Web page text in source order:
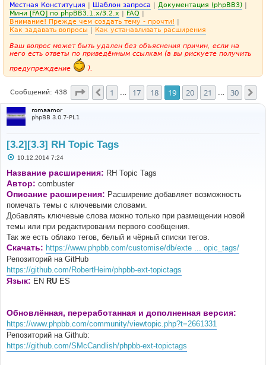
Местная Конституция | Шаблон запроса | Документация (phpBB3) |
Мини [FAQ] по phpBB3.1.x/3.2.x | FAQ |
Внимание! Прежде чем создать тему - прочти! |
Как задавать вопросы | Как устанавливать расширения
Ваш вопрос может быть удален без объяснения причин, если на
него есть ответы по приведённым ссылкам (а вы рискуете получить
предупреждение
).
Сообщений: 438 Страница19 из 30
Пред.
1 17 18 19 20 21 30
romaamor
phpBB 3.0.7-PL1
[3.2][3.3] RH Topic Tags
С
о
б
щ
е
н
и
е
10.12.2014 7:24
Название расширения: RH Topic Tags
Автор: combuster
Описание расширения: Расширение добавляет возможность
помечать темы с ключевыми словами.
Добавлять ключевые слова можно только при размещении новой
темы или при редактировании первого сообщения.
Так же есть облако тегов, белый и чёрный списки тегов.
Скачать: https://www.phpbb.com/customise/db/exte ... opic_tags/
Репозиторий на GitHub
https://github.com/RobertHeim/phpbb-ext-topictags
Язык: EN RU ES
Обновлённая, переработанная и дополненная версия:
https://www.phpbb.com/community/viewtopic.php?t=2661331
Репозиторий на Github:
https://github.com/SMcCandlish/phpbb-ext-topictags